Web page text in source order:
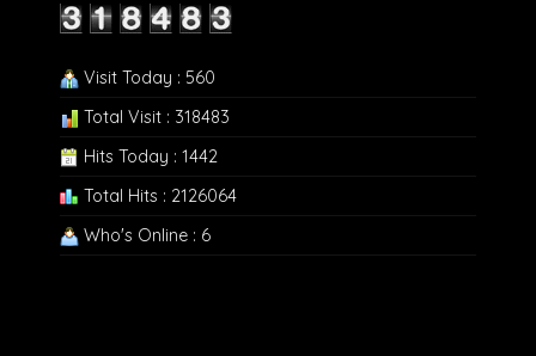
Visit Today : 560
Total Visit : 318483
Hits Today : 1442
Total Hits : 2126064
Who's Online : 6